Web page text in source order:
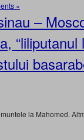
»
–
“liliputanul
la Mahomed.